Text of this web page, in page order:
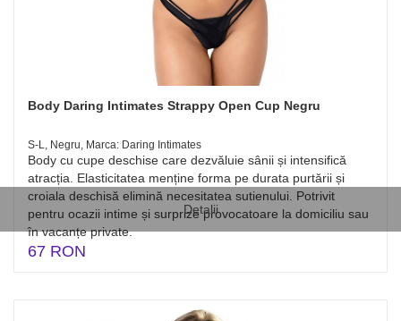
Detalii
Body Daring Intimates Strappy Open Cup Negru
S-L, Negru, Marca: Daring Intimates
Body cu cupe deschise care dezvăluie sânii și intensifică
atracția. Elasticitatea menține forma pe durata purtării și
croiala deschisă elimină necesitatea sutienului. Potrivit
pentru ocazii intime și surprize provocatoare la domiciliu sau
în vacanțe private.
67 RON